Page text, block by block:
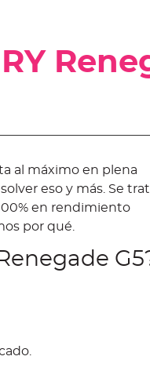
al máximo en plena
eso y más. Se
en rendimiento
por qué.